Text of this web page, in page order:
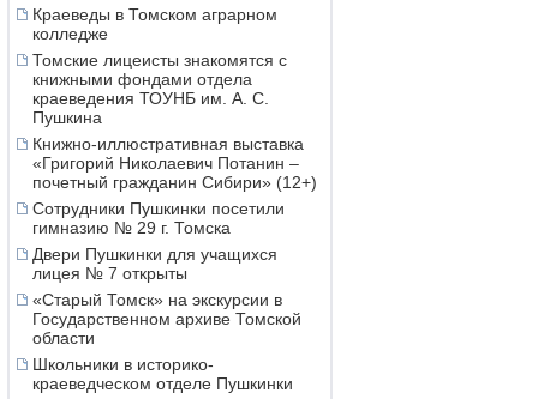
Краеведы в Томском аграрном
колледже
Томские лицеисты знакомятся с
книжными фондами отдела
краеведения ТОУНБ им. А. С.
Пушкина
Книжно-иллюстративная выставка
«Григорий Николаевич Потанин –
почетный гражданин Сибири» (12+)
Сотрудники Пушкинки посетили
гимназию № 29 г. Томска
Двери Пушкинки для учащихся
лицея № 7 открыты
«Старый Томск» на экскурсии в
Государственном архиве Томской
области
Школьники в историко-
краеведческом отделе Пушкинки